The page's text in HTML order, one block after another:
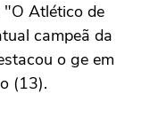
"O Atlético de
campeã da
o ge em
(13).